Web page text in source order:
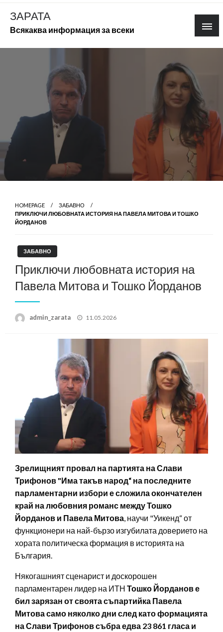
Skip
content
ЗАРАТА
Всякаква информация за всеки
HOMEPAGE
ЗАБАВНО
ПРИКЛЮЧИ ЛЮБОВНАТА ИСТОРИЯ НА ПАВЕЛА МИТОВА И ТОШКО
ЙОРДАНОВ
ЗАБАВНО
Приключи любовната история на
Павела Митова и Тошко Йорданов
admin_zarata
Posted
11.05.2026
Зрелищният провал на партията на Слави
Трифонов "Има такъв народ“ на последните
парламентарни избори е сложила окончателен
край на любовния романс между Тошко
Йорданов и Павела Митова, научи "Уикенд“ от
функционери на най-бързо изгубилата доверието на
хората политическа формация в историята на
България.
Някогашният сценарист и доскорошен
парламентарен лидер на ИТН Тошко Йорданов е
бил зарязан от своята съпартийка Павела
Митова само няколко дни след като формацията
на Слави Трифонов събра едва 23 861 гласа и